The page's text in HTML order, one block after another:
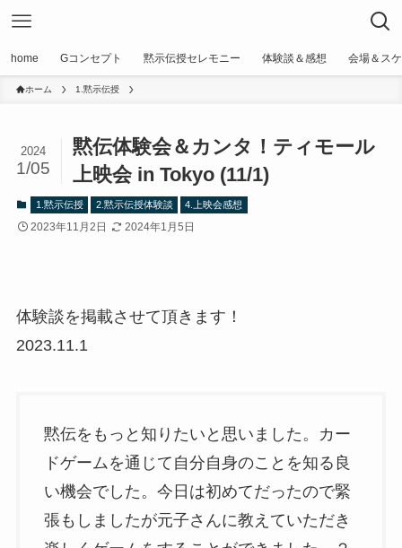
home Gコンセプト 黙示伝授セレモニー 体験談＆感想 会場＆ス
ホーム 1.黙示伝授
黙伝体験会＆カンタ！ティモール
上映会 in Tokyo (11/1)
2024
1/05
1.黙示伝授 2.黙示伝授体験談 4.上映会感想
2023年11月2日 2024年1月5日
体験談を掲載させて頂きます！
2023.11.1
黙伝をもっと知りたいと思いました。カー
ドゲームを通じて自分自身のことを知る良
い機会でした。今日は初めてだったので緊
張もしましたが元子さんに教えていただき